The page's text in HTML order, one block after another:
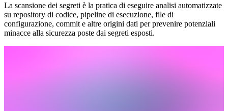
La scansione dei segreti è la pratica di eseguire analisi automatizzate
su repository di codice, pipeline di esecuzione, file di
configurazione, commit e altre origini dati per prevenire potenziali
minacce alla sicurezza poste dai segreti esposti.